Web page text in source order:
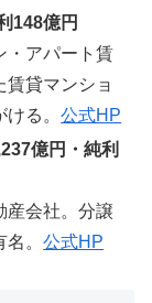
148億円
・アパート賃
賃貸マンショ
ける。公式HP
億円・純利
産会社。分譲
名。公式HP